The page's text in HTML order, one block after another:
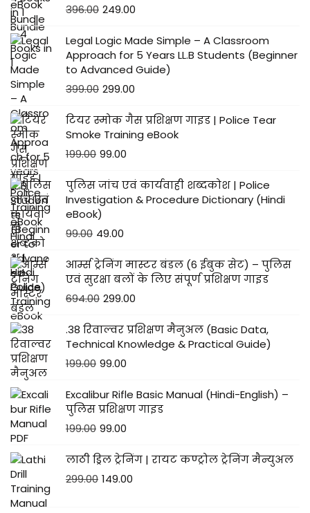
396.00 249.00
Legal Logic Made Simple – A Classroom
Approach for 5 Years LL.B Students (Beginner
to Advanced Guide)
399.00 299.00
टियर स्मोक गैस प्रशिक्षण गाइड | Police Tear
Smoke Training eBook
199.00 99.00
पुलिस जांच एवं कार्यवाही शब्दकोश | Police
Investigation & Procedure Dictionary (Hindi
eBook)
99.00 49.00
आर्म्स ट्रेनिंग मास्टर बंडल (6 ईबुक सेट) – पुलिस
एवं सुरक्षा बलों के लिए संपूर्ण प्रशिक्षण गाइड
694.00 299.00
.38 रिवाल्वर प्रशिक्षण मैनुअल (Basic Data,
Technical Knowledge & Practical Guide)
199.00 99.00
Excalibur Rifle Basic Manual (Hindi-English) –
पुलिस प्रशिक्षण गाइड
199.00 99.00
लाठी ड्रिल ट्रेनिंग | रायट कण्ट्रोल ट्रेनिंग मैन्युअल
299.00 149.00